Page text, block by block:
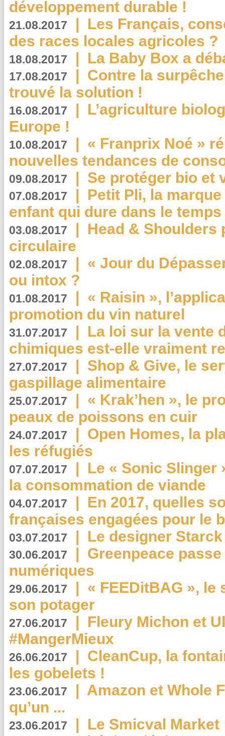
développement durable !
21.08.2017 | Les Français,
des races locales agricoles ?
18.08.2017 | La Baby Box a
17.08.2017 | Contre la
trouvé la solution !
16.08.2017 | L’agriculture
Europe !
10.08.2017 | « Franprix Noé »
nouvelles tendances de
09.08.2017 | Se protéger bio et
07.08.2017 | Petit Pli, la
enfant qui dure dans le temps
03.08.2017 | Head & Shoulders
circulaire
02.08.2017 | « Jour du
ou intox ?
01.08.2017 | « Raisin »,
promotion du vin naturel
31.07.2017 | La loi sur la vente
chimiques est-elle vraiment
27.07.2017 | Shop & Give, le
gaspillage alimentaire
25.07.2017 | « Krak’hen », le
peaux de poissons en cuir
24.07.2017 | Open Homes, la
les réfugiés
07.07.2017 | Le « Sonic Slinger
la consommation de viande
04.07.2017 | En 2017, quelles
françaises engagées pour le
03.07.2017 | Le designer
30.06.2017 | Greenpeace
numériques
29.06.2017 | « FEEDitBAG », le
son potager
27.06.2017 | Fleury Michon et
#MangerMieux
26.06.2017 | CleanCup, la
les gobelets !
23.06.2017 | Amazon et Whole
qu’un ...
23.06.2017 | Le Smicval